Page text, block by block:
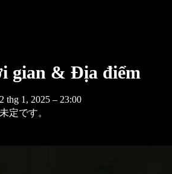
gian & Địa điểm
thg 1, 2025 – 23:00
定です。